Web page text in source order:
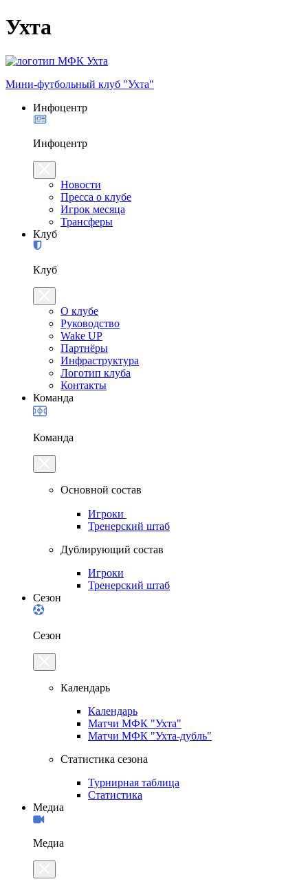
Ухта
Мини-футбольный клуб "Ухта"
Инфоцентр
Инфоцентр
Новости
Пресса о клубе
Игрок месяца
Трансферы
Клуб
Клуб
О клубе
Руководство
Wake UP
Партнёры
Инфраструктура
Логотип клуба
Контакты
Команда
Команда
Основной состав
Игроки
Тренерский штаб
Дублирующий состав
Игроки
Тренерский штаб
Сезон
Сезон
Календарь
Календарь
Матчи МФК "Ухта"
Матчи МФК "Ухта-дубль"
Статистика сезона
Турнирная таблица
Статистика
Медиа
Медиа